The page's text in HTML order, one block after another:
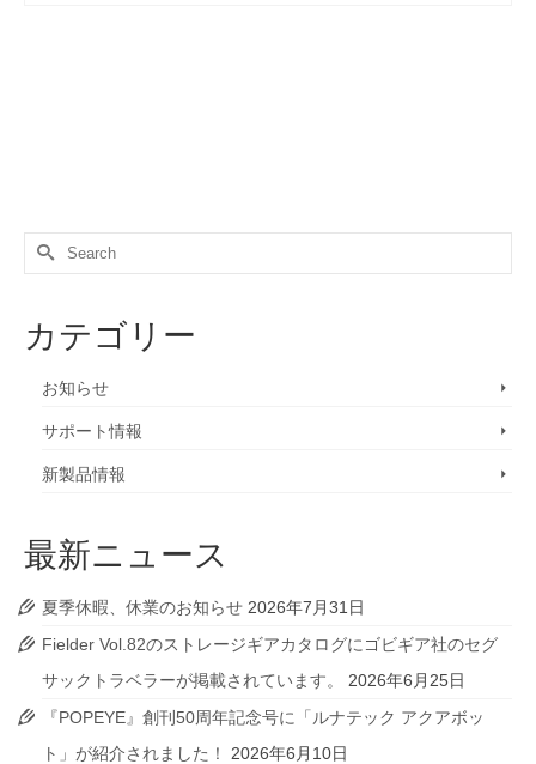
Search
カテゴリー
お知らせ
サポート情報
新製品情報
最新ニュース
夏季休暇、休業のお知らせ 2026年7月31日
Fielder Vol.82のストレージギアカタログにゴビギア社のセグ
サックトラベラーが掲載されています。
2026年6月25日
『POPEYE』創刊50周年記念号に「ルナテック アクアボッ
ト」が紹介されました！
2026年6月10日